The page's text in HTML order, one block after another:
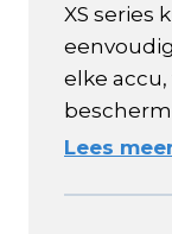
XS series
elke
Lees